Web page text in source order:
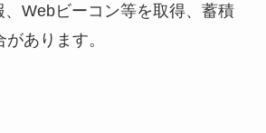
、Webビーコン等を取得、蓄積
あります。